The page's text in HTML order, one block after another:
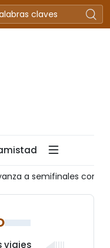
a semifinales como
viajes